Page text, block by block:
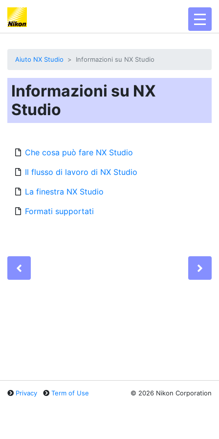
Aiuto NX Studio Informazioni su NX Studio
Informazioni su NX
Studio
Che cosa può fare NX Studio
Il flusso di lavoro di NX Studio
La finestra NX Studio
Formati supportati
Privacy Term of Use © 2026 Nikon Corporation